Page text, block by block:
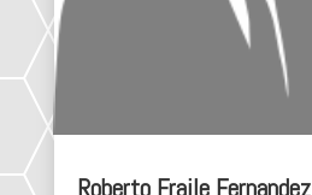
Roberto Fraile Fernandez